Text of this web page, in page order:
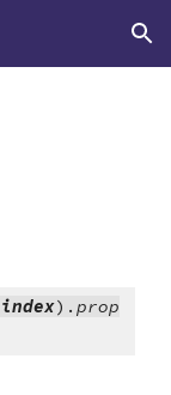
Skip to navigation
index). prop